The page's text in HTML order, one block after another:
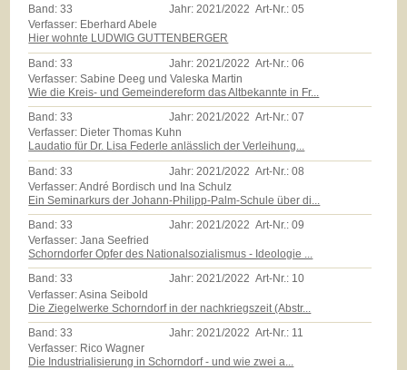
Band:33 Jahr:2021/2022 Art-Nr.:05
Verfasser: Eberhard Abele
Hier wohnte LUDWIG GUTTENBERGER
Band:33 Jahr: 2021/2022 Art-Nr.:06
Verfasser: Sabine Deeg und Valeska Martin
Wie die Kreis- und Gemeindereform das Altbekannte in Fr...
Band:33 Jahr:2021/2022 Art-Nr.:07
Verfasser: Dieter Thomas Kuhn
Laudatio für Dr. Lisa Federle anlässlich der Verleihung...
Band:33 Jahr: 2021/2022 Art-Nr.:08
Verfasser: André Bordisch und Ina Schulz
Ein Seminarkurs der Johann-Philipp-Palm-Schule über di...
Band:33 Jahr:2021/2022 Art-Nr.:09
Verfasser: Jana Seefried
Schorndorfer Opfer des Nationalsozialismus - Ideologie ...
Band:33 Jahr:2021/2022 Art-Nr.: 10
Verfasser: Asina Seibold
Die Ziegelwerke Schorndorf in der nachkriegszeit (Abstr...
Band:33 Jahr:2021/2022 Art-Nr.: 11
Verfasser: Rico Wagner
Die Industrialisierung in Schorndorf - und wie zwei a...